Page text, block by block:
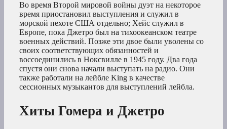
Во время Второй мировой войны дуэт на некоторое
время приостановил выступления и служил в
морской пехоте США отдельно; Хейс служил в
Европе, пока Джетро был на тихоокеанском театре
военных действий. Позже эти двое были уволены со
своих соответствующих обязанностей и
воссоединились в Ноксвилле в 1945 году. Два года
спустя они снова начали выступать на радио. Они
также работали на лейбле King в качестве
сессионных музыкантов для выступлений лейбла.
Хиты Гомера и Джетро